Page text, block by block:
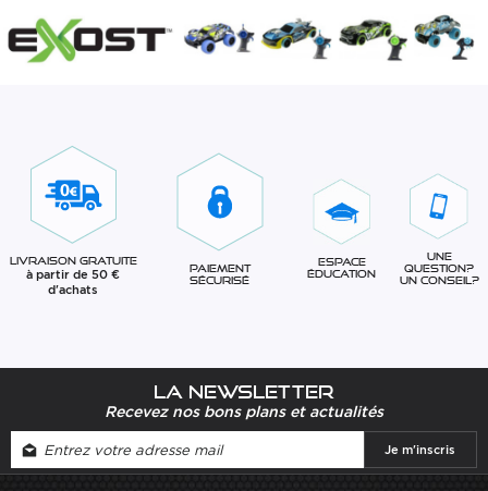
Livraison gratuite
à partir de 50 €
d'achats
Paiement
sécurisé
Espace
éducation
Une
question?
Un conseil?
La newsletter
Recevez nos bons plans et actualités